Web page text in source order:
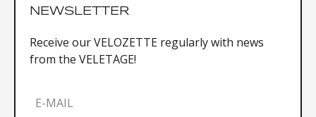
NEWSLETTER
Receive our VELOZETTE regularly with news
from the VELETAGE!
E-MAIL